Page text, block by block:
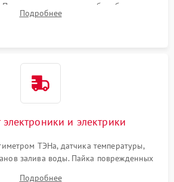
Проверка подшипников барабана и
износ, а манжеты люка на разрывы.
Подробнее
и электрики
ТЭНа, датчика температуры,
залива воды. Пайка поврежденных
Подробнее